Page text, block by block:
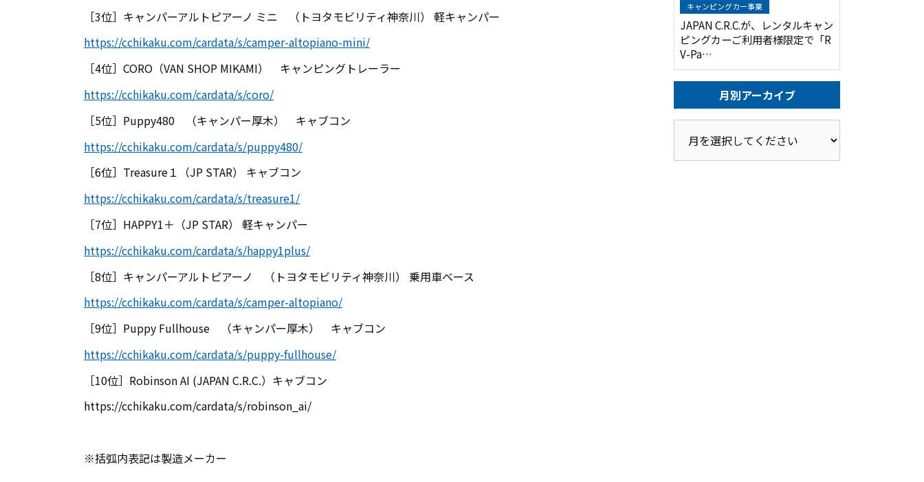
［3位］キャンパーアルトピアーノ ミニ （トヨタモビリティ神奈川） 軽キャンパー
https://cchikaku.com/cardata/s/camper-altopiano-mini/
［4位］ CORO （VAN SHOP MIKAMI） キャンピングトレーラー
https://cchikaku.com/cardata/s/coro/
［5位］ Puppy480 （キャンパー厚木） キャブコン
https://cchikaku.com/cardata/s/puppy480/
［6位］ Treasure１（JP STAR） キャブコン
https://cchikaku.com/cardata/s/treasure1/
［7位］ HAPPY1＋（JP STAR） 軽キャンパー
https://cchikaku.com/cardata/s/happy1plus/
［8位］キャンパーアルトピアーノ （トヨタモビリティ神奈川） 乗用車ベース
https://cchikaku.com/cardata/s/camper-altopiano/
［9位］ Puppy Fullhouse （キャンパー厚木） キャブコン
https://cchikaku.com/cardata/s/puppy-fullhouse/
［10位］ Robinson AI (JAPAN C.R.C.）キャブコン
https://cchikaku.com/cardata/s/robinson_ai/
※括弧内表記は製造メーカー
キャンピングカー事業
JAPAN C.R.C.が、レンタルキャン
ピングカーご利用者様限定で「R
V-Pa…
月別アーカイブ